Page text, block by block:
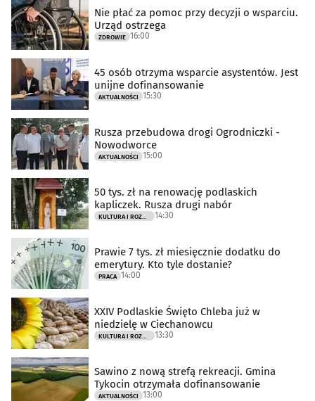
Nie płać za pomoc przy decyzji o wsparciu.
Urząd ostrzega
ZDROWIE 16:00
45 osób otrzyma wsparcie asystentów. Jest
unijne dofinansowanie
AKTUALNOŚCI 15:30
Rusza przebudowa drogi Ogrodniczki -
Nowodworce
AKTUALNOŚCI 15:00
50 tys. zł na renowację podlaskich
kapliczek. Rusza drugi nabór
KULTURA I ROZRYWKA 14:30
Prawie 7 tys. zł miesięcznie dodatku do
emerytury. Kto tyle dostanie?
PRACA 14:00
XXIV Podlaskie Święto Chleba już w
niedzielę w Ciechanowcu
KULTURA I ROZRYWKA 13:30
Sawino z nową strefą rekreacji. Gmina
Tykocin otrzymała dofinansowanie
AKTUALNOŚCI 13:00